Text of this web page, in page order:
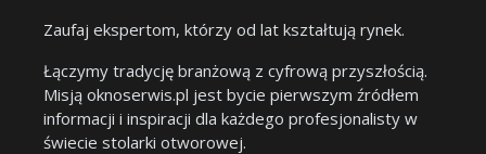
Zaufaj ekspertom, którzy od lat kształtują rynek.
Łączymy tradycję branżową z cyfrową przyszłością.
Misją oknoserwis.pl jest bycie pierwszym źródłem
informacji i inspiracji dla każdego profesjonalisty w
świecie stolarki otworowej.